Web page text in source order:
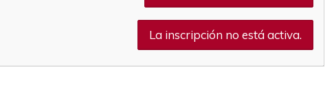
La inscripción no está activa.